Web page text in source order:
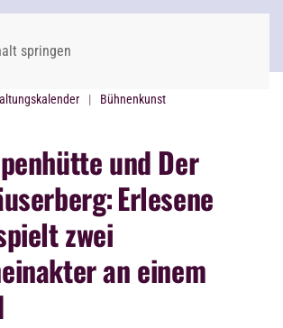
springen
Bühnenkunst
und Der
Erlesene
zwei
an einem